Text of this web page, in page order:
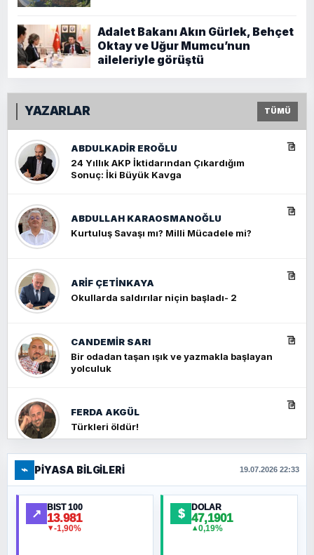
Adalet Bakanı Akın Gürlek, Behçet
Oktay ve Uğur Mumcu’nun
aileleriyle görüştü
YAZARLAR TÜMÜ
ABDULKADIR EROĞLU
24 Yıllık AKP İktidarından Çıkardığım
Sonuç: İki Büyük Kavga
ABDULLAH KARAOSMANOĞLU
Kurtuluş Savaşı mı? Milli Mücadele mi?
ARIF ÇETİNKAYA
Okullarda saldırılar niçin başladı- 2
CANDEMIR SARI
Bir odadan taşan ışık ve yazmakla başlayan
yolculuk
FERDA AKGÜL
Türkleri öldür!
FERHAT BÜYÜKKALKAN
Ankara Zirvesi: NATO Toplantısı mı, Yeni
Ortadoğu Haritasının Provası mı?
⌁ PIYASA BILGILERI 19.07.2026 22:33
↗ BIST 100
13.981
▼-1,90%
$ DOLAR
47,1901
▲0,19%